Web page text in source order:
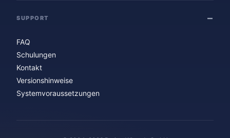
SUPPORT
FAQ
Schulungen
Kontakt
Versionshinweise
Systemvoraussetzungen